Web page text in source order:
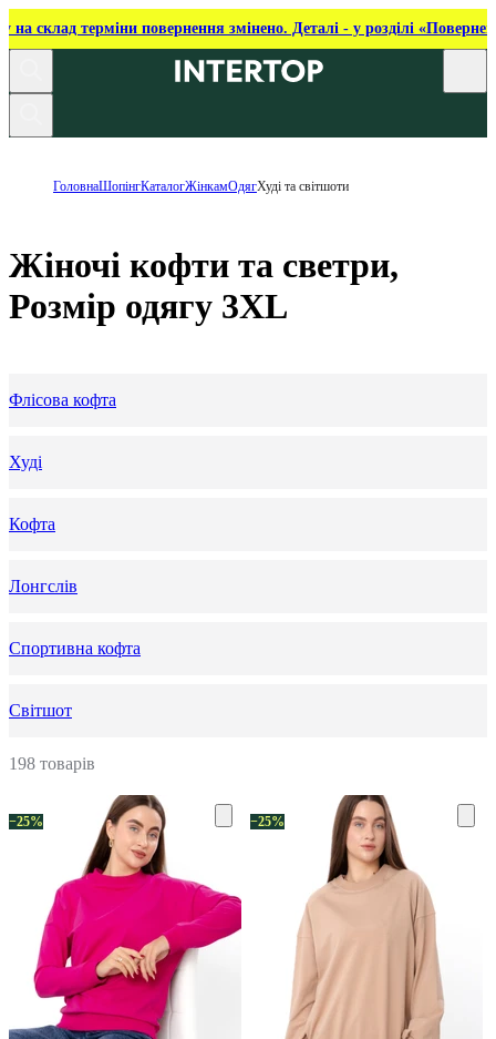
на склад терміни повернення змінено. Деталі - у розділі
ГоловнаШопінгКаталогЖінкамОдягХуді та світшоти
Жіночі кофти та светри,
Розмір одягу 3XL
Флісова кофта
Худі
Кофта
Лонгслів
Спортивна кофта
Світшот
198 товарів
−25% −25%